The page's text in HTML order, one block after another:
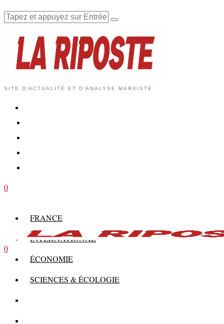
SITE D'ACTUALITÉ ET D'ANALYSE MARXISTE
0
FRANCE
INTERNATIONAL
ÉCONOMIE
SCIENCES & ÉCOLOGIE
0